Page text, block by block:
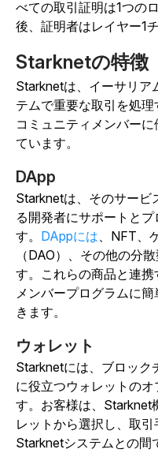
べての取引証明は1つの
後、証明者はレイヤー1
Starknetの特徴
Starknetは、イーサリア
テムで重要な取引を処理
コミュニティメンバー
ています。
DApp
Starknetは、そのサービ
る開発者にサポートと
す。 DAppには、NFT、
（DAO）、その他の分
す。 これらの商品と連
メンバープログラムに
きます。
ウォレット
Starknetには、ブロック
に役立つウォレットの
す。 お客様は、Starknet
レットから選択し、取引
Starknetシステムとの間